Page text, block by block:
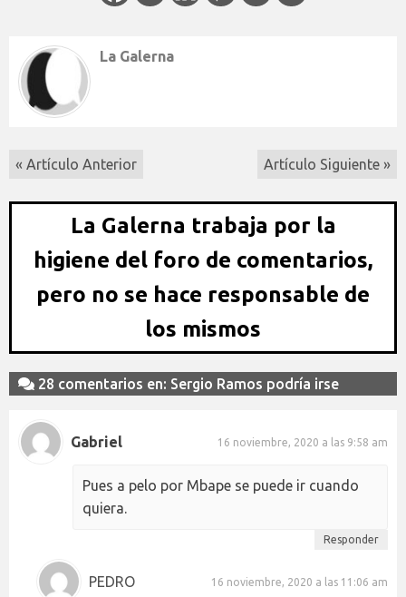
La Galerna
« Artículo Anterior Artículo Siguiente »
La Galerna trabaja por la
higiene del foro de comentarios,
pero no se hace responsable de
los mismos
28 comentarios en: Sergio Ramos podría irse
Gabriel 16 noviembre, 2020 a las 9:58 am
Pues a pelo por Mbape se puede ir cuando
quiera.
Responder
PEDRO 16 noviembre, 2020 a las 11:06 am